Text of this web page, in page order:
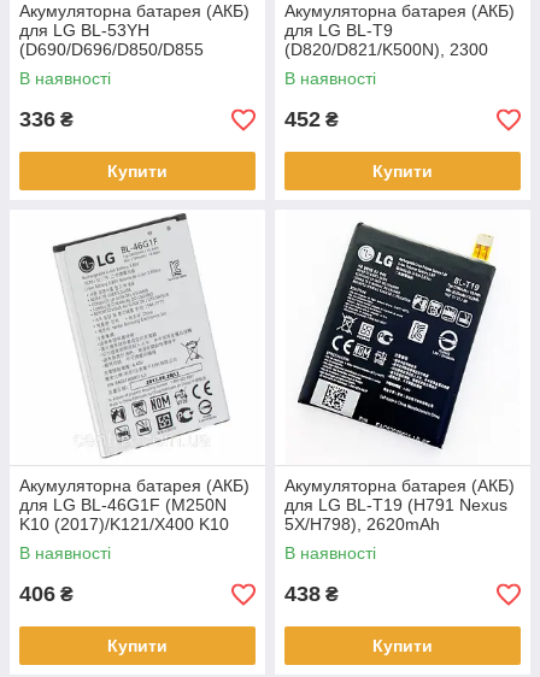
Акумуляторна батарея (АКБ)
для LG BL-53YH
(D690/D696/D850/D855
G3/D856/LS740/F400/F460),
3000 мАч
В наявності
336 ₴
Купити
Акумуляторна батарея (АКБ)
для LG BL-T9
(D820/D821/K500N), 2300
мАч
В наявності
452 ₴
Купити
Акумуляторна батарея (АКБ)
для LG BL-46G1F (M250N
K10 (2017)/K121/X400 K10
(2017)/K8V 2017/K20 Plus
2017)),
В наявності
406 ₴
Купити
Акумуляторна батарея (АКБ)
для LG BL-T19 (H791 Nexus
5X/H798), 2620mAh
В наявності
438 ₴
Купити